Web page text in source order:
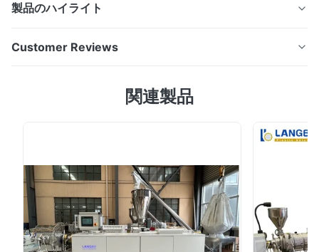
製品のハイライト
高性能のプラスチックペレット化機で,ブランドモーター
業のために設計されています. 申請 この機械ラインは,以
プラスチック混合物改造• 変更の記入• 機能的親粒子• 染
料• 特別 材料• 反応式挤出• 疲れ果てし,不安定化• 粉末
塗料 テクニカル仕様 プロセス 適用可能な材料 混合変更
PE,PP,PS+SBS;PA+EPDM;PP+NBR;EVA+シリコンゴ
ム;PE,PA...
Customer Reviews
Based on 50 reviews recently
100%
0
K Khalid Al-Harbi
関連製品